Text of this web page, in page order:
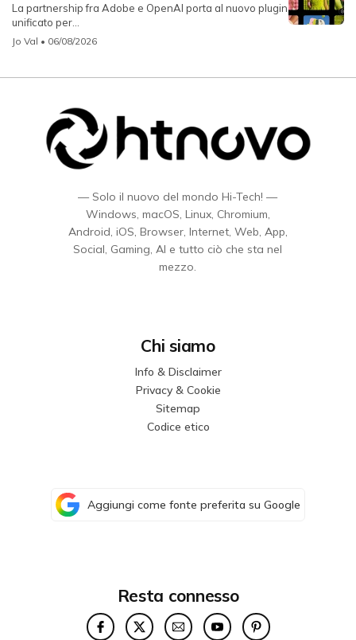
La partnership fra Adobe e OpenAI porta al nuovo plugin
unificato per...
Jo Val • 06/08/2026
— Solo il nuovo del mondo Hi-Tech! —
Windows, macOS, Linux, Chromium,
Android, iOS, Browser, Internet, Web, App,
Social, Gaming, AI e tutto ciò che sta nel
mezzo.
Chi siamo
Info & Disclaimer
Privacy & Cookie
Sitemap
Codice etico
Aggiungi come fonte preferita su Google
Resta connesso